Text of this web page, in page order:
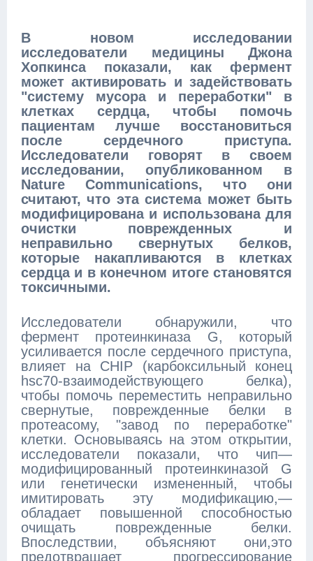
В новом исследовании
исследователи медицины Джона
Хопкинса показали, как фермент
может активировать и задействовать
"систему мусора и переработки" в
клетках сердца, чтобы помочь
пациентам лучше восстановиться
после сердечного приступа.
Исследователи говорят в своем
исследовании, опубликованном в
Nature Communications, что они
считают, что эта система может быть
модифицирована и использована для
очистки поврежденных и
неправильно свернутых белков,
которые накапливаются в клетках
сердца и в конечном итоге становятся
токсичными.
Исследователи обнаружили, что
фермент протеинкиназа G, который
усиливается после сердечного приступа,
влияет на CHIP (карбоксильный конец
hsc70-взаимодействующего белка),
чтобы помочь переместить неправильно
свернутые, поврежденные белки в
протеасому, "завод по переработке"
клетки. Основываясь на этом открытии,
исследователи показали, что чип—
модифицированный протеинкиназой G
или генетически измененный, чтобы
имитировать эту модификацию,—
обладает повышенной способностью
очищать поврежденные белки.
Впоследствии, объясняют они,это
предотвращает прогрессирование